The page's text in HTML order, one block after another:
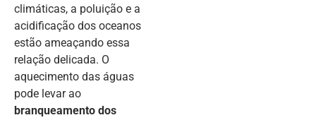
climáticas, a poluição e a
acidificação dos oceanos
estão ameaçando essa
relação delicada. O
aquecimento das águas
pode levar ao
branqueamento dos